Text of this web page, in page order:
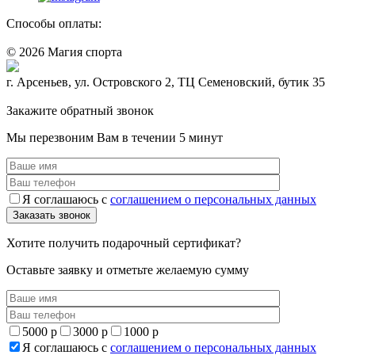
Способы оплаты:
© 2026 Магия спорта
г. Арсеньев, ул. Островского 2, ТЦ Семеновский, бутик 35
Закажите обратный звонок
Мы перезвоним Вам в течении 5 минут
Я соглашаюсь с соглашением о персональных данных
Хотите получить подарочный сертификат?
Оставьте заявку и отметьте желаемую сумму
5000 р 3000 р
1000 р
Я соглашаюсь с соглашением о персональных данных